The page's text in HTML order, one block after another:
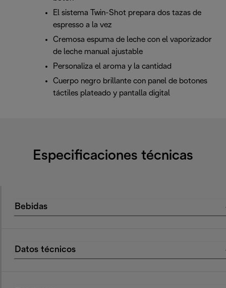
El sistema Twin-Shot prepara dos tazas de
espresso a la vez
Cremosa espuma de leche con el vaporizador
de leche manual ajustable
Personaliza el aroma y la cantidad
Cuerpo negro brillante con panel de botones
táctiles plateado y pantalla digital
Especificaciones técnicas
Bebidas
Datos técnicos